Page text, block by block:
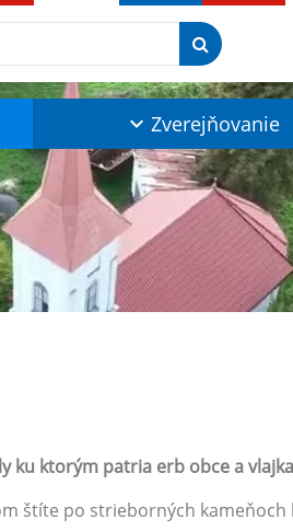
Zverejňovanie
ku ktorým patria erb obce a
štíte po strieborných